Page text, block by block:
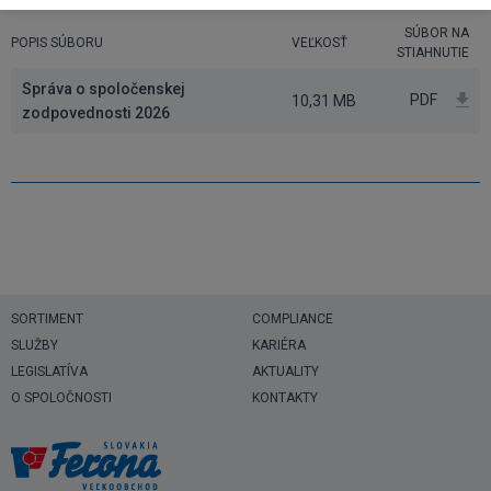
POPIS SÚBORU VEĽKOSŤ
SÚBOR NA
STIAHNUTIE
Správa o spoločenskej
zodpovednosti 2026
10,31 MB PDF
SORTIMENT
SLUŽBY
LEGISLATÍVA
O SPOLOČNOSTI
COMPLIANCE
KARIÉRA
AKTUALITY
KONTAKTY